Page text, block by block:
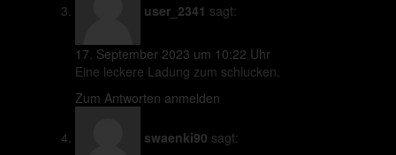
user_2341 sagt:
17. September 2023 um 10:22 Uhr
Eine leckere Ladung zum schlucken.
Zum Antworten anmelden
swaenki90 sagt: